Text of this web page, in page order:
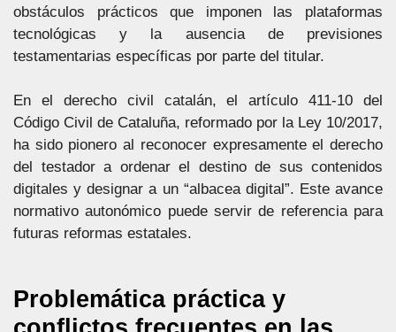
obstáculos prácticos que imponen las plataformas
tecnológicas y la ausencia de previsiones
testamentarias específicas por parte del titular.
En el derecho civil catalán, el artículo 411-10 del
Código Civil de Cataluña, reformado por la Ley 10/2017,
ha sido pionero al reconocer expresamente el derecho
del testador a ordenar el destino de sus contenidos
digitales y designar a un “albacea digital”. Este avance
normativo autonómico puede servir de referencia para
futuras reformas estatales.
Problemática práctica y